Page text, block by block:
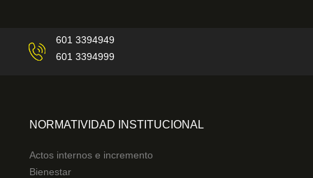
601 3394949
601 3394999
NORMATIVIDAD INSTITUCIONAL
Actos internos e incremento
Bienestar